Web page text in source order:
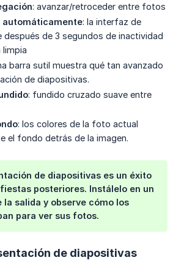
: avanzar/retroceder entre fotos
automáticamente: la interfaz de
después de 3 segundos de inactividad
limpia
barra sutil muestra qué tan avanzado
de diapositivas.
: fundido cruzado suave entre
: los colores de la foto actual
el fondo detrás de la imagen.
de diapositivas es un éxito
posteriores. Instálelo en un
salida y observe cómo los
para ver sus fotos.
de diapositivas